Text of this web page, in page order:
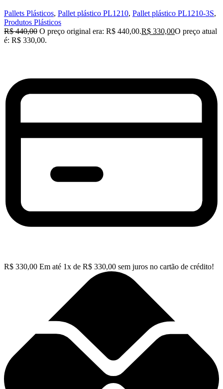
Pallets Plásticos, Pallet plástico PL1210, Pallet plástico PL1210-3S,
Produtos Plásticos
R$440,00 O preço original era: R$ 440,00.R$ 330,00O preço atual
é: R$ 330,00.
R$ 330,00 Em até 1x de R$ 330,00 sem juros no cartão de crédito!